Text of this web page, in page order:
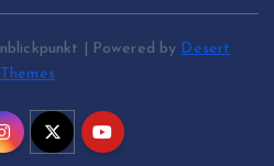
| Powered by Desert
Themes